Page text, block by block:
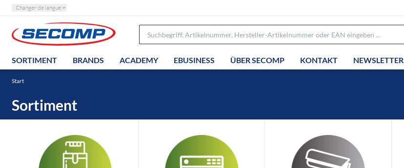
Changer de langue
SORTIMENT BRANDS ACADEMY EBUSINESS ÜBER SECOMP KONTAKT NEWSLETTER
Start
Sortiment